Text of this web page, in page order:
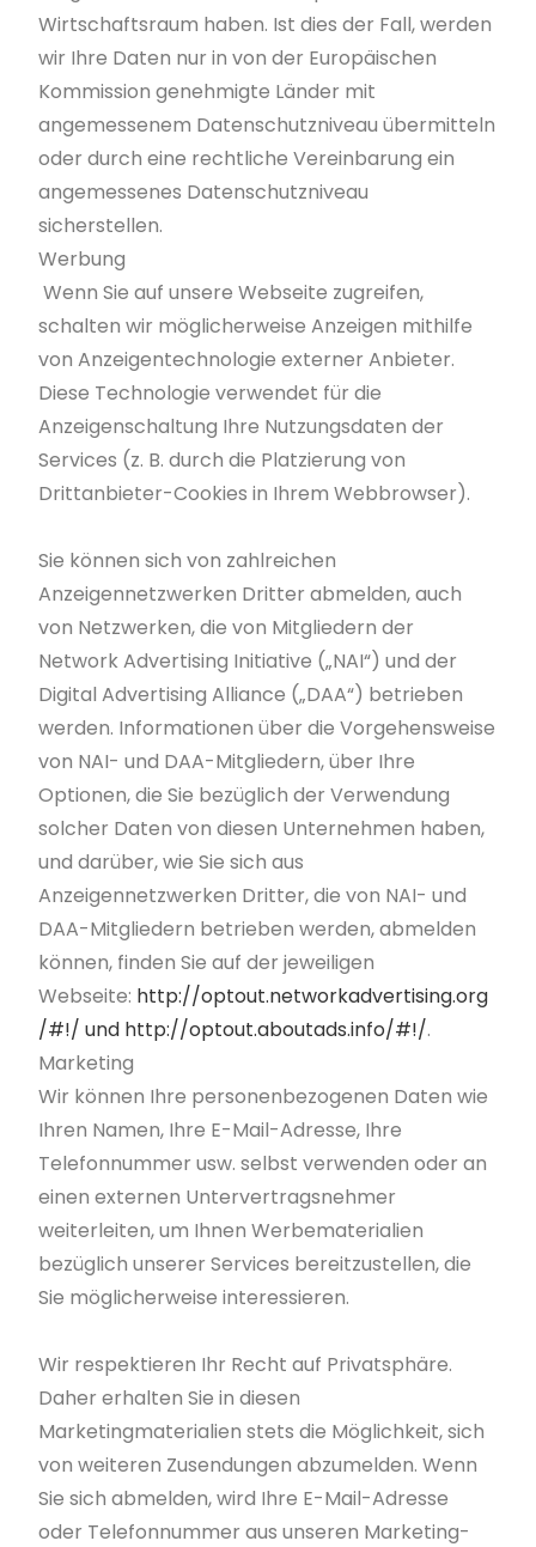
Wirtschaftsraum haben. Ist dies der Fall, werden
wir Ihre Daten nur in von der Europäischen
Kommission genehmigte Länder mit
angemessenem Datenschutzniveau übermitteln
oder durch eine rechtliche Vereinbarung ein
angemessenes Datenschutzniveau
sicherstellen.
Werbung
Wenn Sie auf unsere Webseite zugreifen,
schalten wir möglicherweise Anzeigen mithilfe
von Anzeigentechnologie externer Anbieter.
Diese Technologie verwendet für die
Anzeigenschaltung Ihre Nutzungsdaten der
Services (z. B. durch die Platzierung von
Drittanbieter-Cookies in Ihrem Webbrowser).
Sie können sich von zahlreichen
Anzeigennetzwerken Dritter abmelden, auch
von Netzwerken, die von Mitgliedern der
Network Advertising Initiative („NAI“) und der
Digital Advertising Alliance („DAA“) betrieben
werden. Informationen über die Vorgehensweise
von NAI- und DAA-Mitgliedern, über Ihre
Optionen, die Sie bezüglich der Verwendung
solcher Daten von diesen Unternehmen haben,
und darüber, wie Sie sich aus
Anzeigennetzwerken Dritter, die von NAI- und
DAA-Mitgliedern betrieben werden, abmelden
können, finden Sie auf der jeweiligen
Webseite: http://optout.networkadvertising.org
/#!/ und http://optout.aboutads.info/#!/.
Marketing
Wir können Ihre personenbezogenen Daten wie
Ihren Namen, Ihre E-Mail-Adresse, Ihre
Telefonnummer usw. selbst verwenden oder an
einen externen Untervertragsnehmer
weiterleiten, um Ihnen Werbematerialien
bezüglich unserer Services bereitzustellen, die
Sie möglicherweise interessieren.
Wir respektieren Ihr Recht auf Privatsphäre.
Daher erhalten Sie in diesen
Marketingmaterialien stets die Möglichkeit, sich
von weiteren Zusendungen abzumelden. Wenn
Sie sich abmelden, wird Ihre E-Mail-Adresse
oder Telefonnummer aus unseren Marketing-